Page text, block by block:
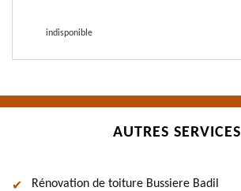
indisponible
AUTRES SERVICES
Rénovation de toiture Bussiere Badil